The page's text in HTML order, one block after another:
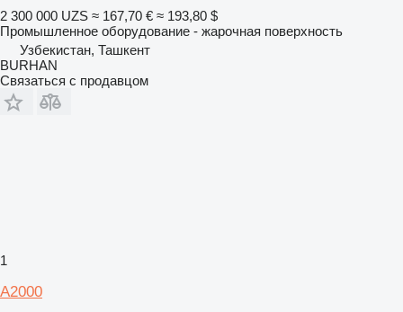
2 300 000 UZS ≈ 167,70 € ≈ 193,80 $
Промышленное оборудование - жарочная поверхность
Узбекистан, Ташкент
BURHAN
Связаться с продавцом
1
A2000